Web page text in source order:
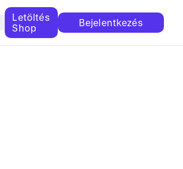
Letöltés
Shop
Bejelentkezés